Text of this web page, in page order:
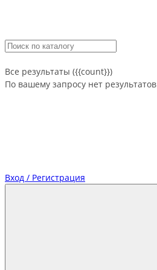
Все результаты ({{count}})
По вашему запросу нет результатов
Вход / Регистрация